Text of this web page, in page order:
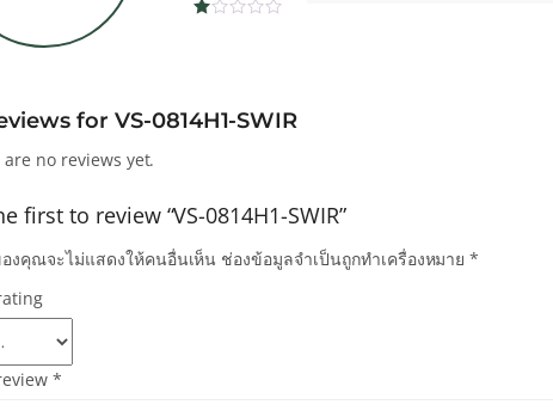
for VS-0814H1-SWIR
are no reviews yet.
first to review “VS-0814H1-SWIR”
องคุณจะไม่แสดงให้คนอื่นเห็น ช่องข้อมูลจำเป็นถูกทำเครื่องหมาย*
*